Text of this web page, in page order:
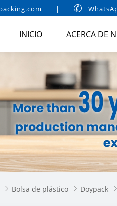
| 
INICIO ACERCA DE
 Bolsa de plástico  Doypack 